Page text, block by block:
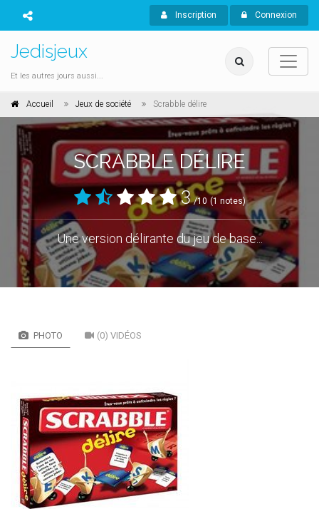
Inscription Connexion
Jedisjeux
Et les autres jours aussi...
Accueil Jeux de société Scrabble délire
SCRABBLE DÉLIRE
3 /10 (1 notes)
Une version délirante du jeu de base...
PHOTO (0) VIDÉOS